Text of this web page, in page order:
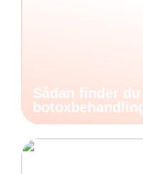
Sådan finder